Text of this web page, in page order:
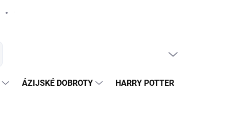
ÁZIJSKÉ DOBROTY HARRY POTTER